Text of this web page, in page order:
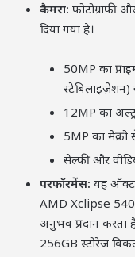
कैमरा: फोटोग्राफी
दिया गया है।
50MP का
स्टेबिलाइज़ेशन)
12MP का
5MP का मैक्रो
सेल्फी और
परफॉरमेंस: यह
AMD Xclipse 540
अनुभव प्रदान करता
256GB स्टोरेज